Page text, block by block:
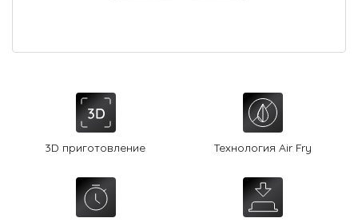
Где купить
8 800 3333 887
3D приготовление Технология Air Fry